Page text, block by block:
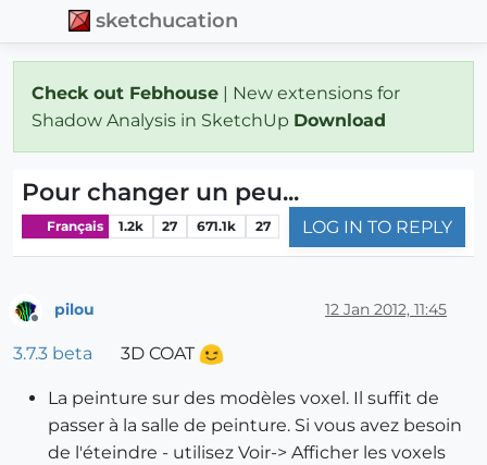
sketchucation
Check out Febhouse | New extensions for
Shadow Analysis in SketchUp Download
Pour changer un peu...
Français 1.2k 27 671.1k 27 LOG IN TO REPLY
pilou 12 Jan 2012, 11:45
3.7.3 beta 3D COAT
La peinture sur des modèles voxel. Il suffit de
passer à la salle de peinture. Si vous avez besoin
de l'éteindre - utilisez Voir-> Afficher les voxels